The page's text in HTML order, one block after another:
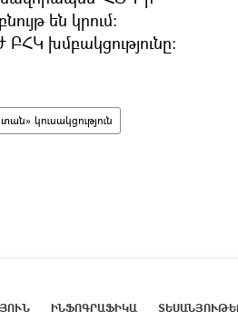
են կրում:
խմբակցությունը:
կուսակցություն
ԻՆՖՈԳՐԱՖԻԿԱ ՏԵՍԱՆՅՈՒԹԵՐ